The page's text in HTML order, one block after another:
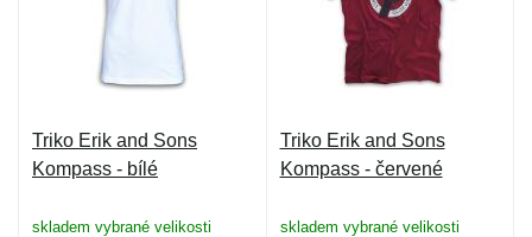
Triko Erik and Sons
Kompass - bílé
skladem vybrané velikosti
Triko Erik and Sons
Kompass - červené
skladem vybrané velikosti